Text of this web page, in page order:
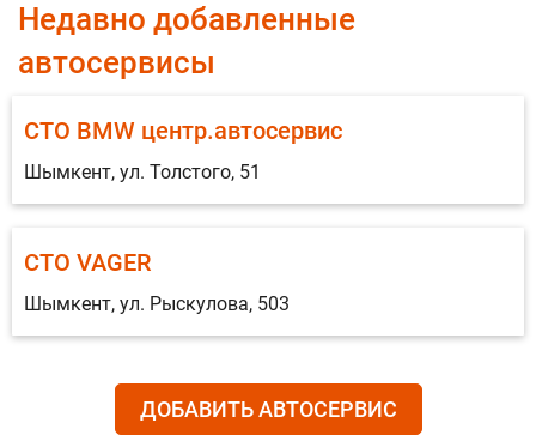
Недавно добавленные
автосервисы
СТО BMW центр.автосервис
Шымкент, ул. Толстого, 51
СТО VAGER
Шымкент, ул. Рыскулова, 503
ДОБАВИТЬ АВТОСЕРВИС